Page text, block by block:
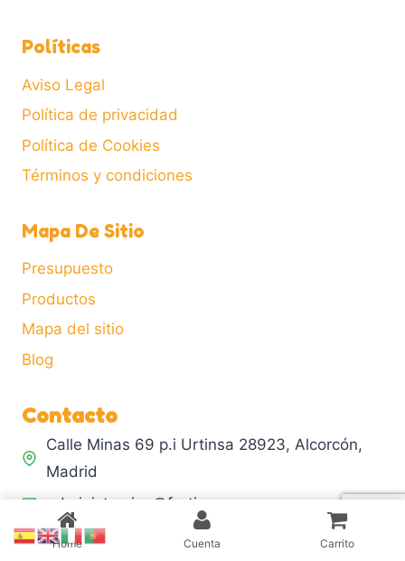
Políticas
Aviso Legal
Política de privacidad
Política de Cookies
Términos y condiciones
Mapa De Sitio
Presupuesto
Productos
Mapa del sitio
Blog
Contacto
Calle Minas 69 p.i Urtinsa 28923, Alcorcón,
Madrid
administracion@fertiecoagro.es
(+34) 667 513 589
Home Cuenta Carrito